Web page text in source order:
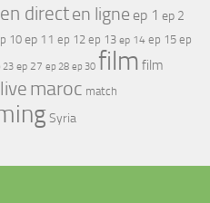
en directen ligne ep 1 ep 2
10ep 11 ep 12 ep 13 ep 14 ep 15 ep
23 ep 27 ep 28 ep 30 film film
live maroc match
Syria